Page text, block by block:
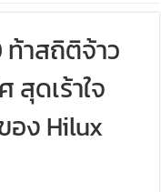
ท้าสถิติจ้าว
สุดเร้าใจ
อง Hilux